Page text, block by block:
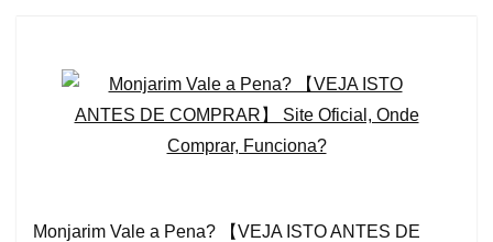
Monjarim Vale a Pena? 【VEJA ISTO ANTES DE